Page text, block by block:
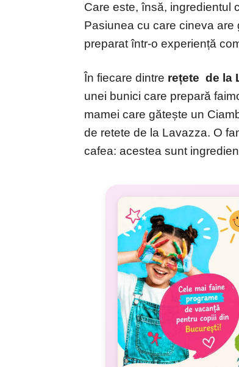
Care este, însă, ingredientul
Pasiunea cu care cineva are
preparat într-o experiență
În fiecare dintre rețete de la
unei bunici care prepară
mamei care gătește un
de retete de la Lavazza. O
cafea: acestea sunt